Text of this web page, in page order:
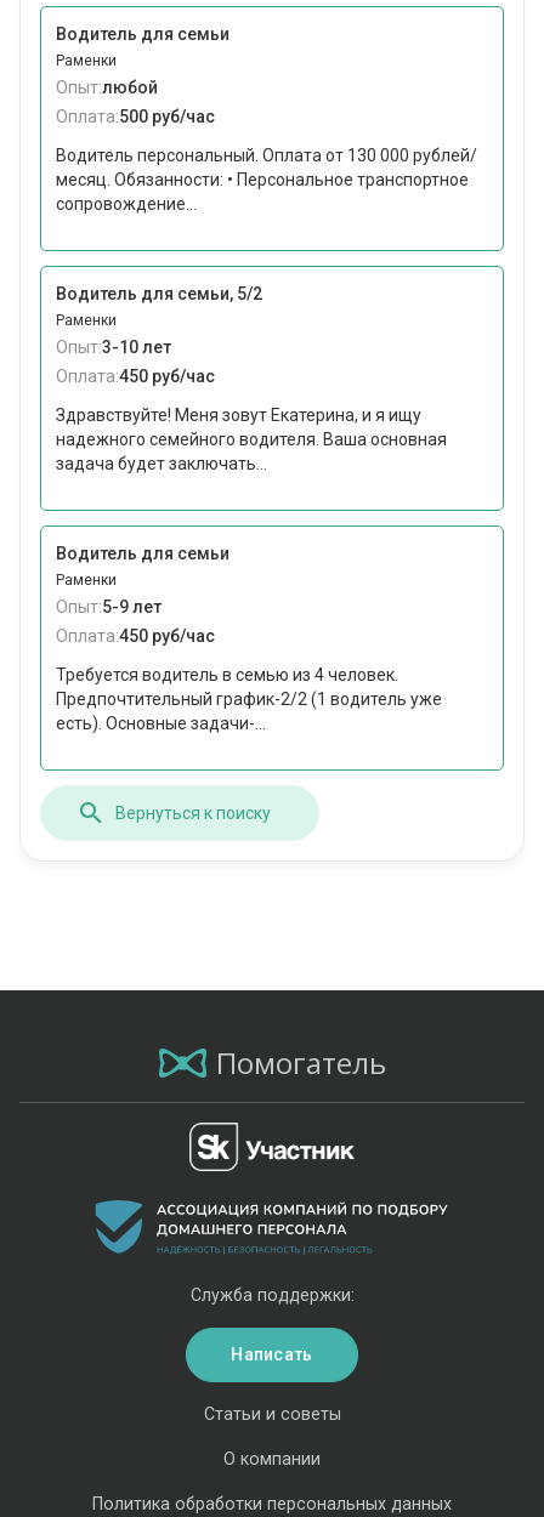
Водитель для семьи
Раменки
Опыт:любой
Оплата:500 руб/час
Водитель персональный. Оплата от 130 000 рублей/
месяц. Обязанности: • Персональное транспортное
сопровождение...
Водитель для семьи, 5/2
Раменки
Опыт:3-10 лет
Оплата:450 руб/час
Здравствуйте! Меня зовут Екатерина, и я ищу
надежного семейного водителя. Ваша основная
задача будет заключать...
Водитель для семьи
Раменки
Опыт:5-9 лет
Оплата:450 руб/час
Требуется водитель в семью из 4 человек.
Предпочтительный график-2/2 (1 водитель уже
есть). Основные задачи-...
Вернуться к поиску
Помогатель
Статьи и советы
О компании
Политика обработки персональных данных
Служба поддержки:
Написать